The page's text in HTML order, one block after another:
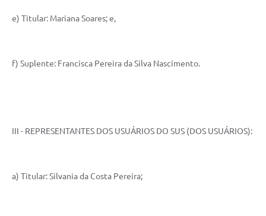
e) Titular: Mariana Soares; e,
f) Suplente: Francisca Pereira da Silva Nascimento.
III - REPRESENTANTES DOS USUÁRIOS DO SUS (DOS USUÁRIOS):
a) Titular: Silvania da Costa Pereira;